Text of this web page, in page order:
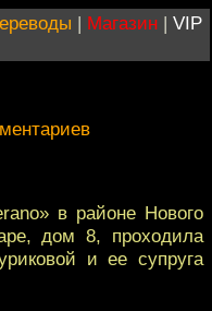
| Магазин | VIP
в районе Нового
дом 8, проходила
и ее супруга